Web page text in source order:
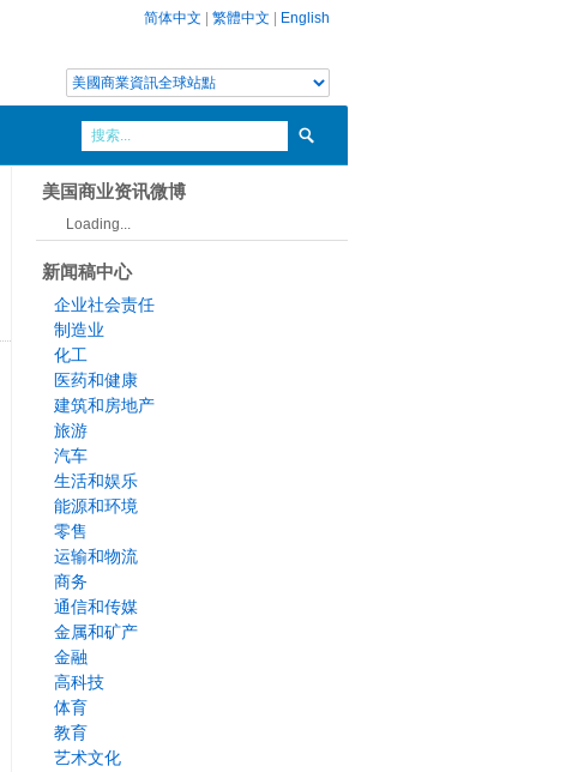
简体中文 繁體中文 English
美国商业资讯微博
Loading...
新闻稿中心
企业社会责任
制造业
化工
医药和健康
建筑和房地产
旅游
汽车
生活和娱乐
能源和环境
零售
运输和物流
商务
通信和传媒
金属和矿产
金融
高科技
体育
教育
艺术文化